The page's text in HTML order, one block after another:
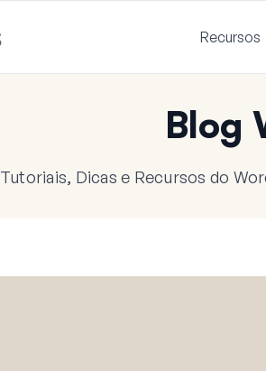
Recursos
Blog
Tutoriais, Dicas e Recursos do